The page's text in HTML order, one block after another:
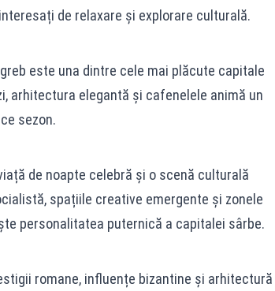
de relaxare și explorare culturală.
este una dintre cele mai plăcute capitale
arhitectura elegantă și cafenelele animă un
sezon.
de noapte celebră și o scenă culturală
spațiile creative emergente și zonele
personalitatea puternică a capitalei sârbe.
romane, influențe bizantine și arhitectură